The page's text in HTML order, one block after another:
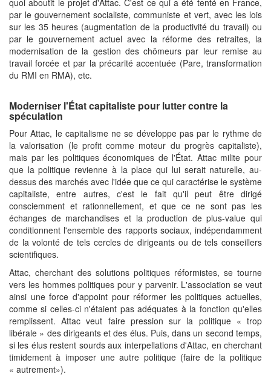
par le gouvernement socialiste, communiste et vert, avec les lois
sur les 35 heures (augmentation de la productivité du travail) ou
par le gouvernement actuel avec la réforme des retraites, la
modernisation de la gestion des chômeurs par leur remise au
travail forcée et par la précarité accentuée (Pare, transformation
du RMI en RMA), etc.
Moderniser l'État capitaliste pour lutter contre la
spéculation
Pour Attac, le capitalisme ne se développe pas par le rythme de
la valorisation (le profit comme moteur du progrès capitaliste),
mais par les politiques économiques de l'État. Attac milite pour
que la politique revienne à la place qui lui serait naturelle, au-
dessus des marchés avec l'idée que ce qui caractérise le système
capitaliste, entre autres, c'est le fait qu'il peut être dirigé
consciemment et rationnellement, et que ce ne sont pas les
échanges de marchandises et la production de plus-value qui
conditionnent l'ensemble des rapports sociaux, indépendamment
de la volonté de tels cercles de dirigeants ou de tels conseillers
scientifiques.
Attac, cherchant des solutions politiques réformistes, se tourne
vers les hommes politiques pour y parvenir. L'association se veut
ainsi une force d'appoint pour réformer les politiques actuelles,
comme si celles-ci n'étaient pas adéquates à la fonction qu'elles
remplissent. Attac veut faire pression sur la politique « trop
libérale » des dirigeants et des élus. Puis, dans un second temps,
si les élus restent sourds aux interpellations d'Attac, en cherchant
timidement à imposer une autre politique (faire de la politique
« autrement»).